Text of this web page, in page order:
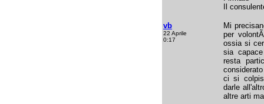
Il
vb
22 Aprile
0:17
Mi
per
ossia si
sia
resta
ci si
darle
altre arti